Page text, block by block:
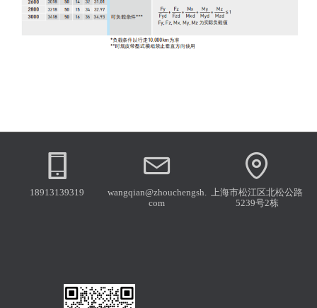
18913139319
wangqian@zhouchengsh.
com
上海市松江区北松公路
5239号2栋